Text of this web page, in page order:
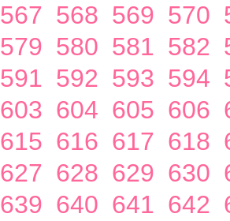
567 568 569 570
579 580 581 582
591 592 593 594
603 604 605 606
615 616 617 618
627 628 629 630
639 640 641 642